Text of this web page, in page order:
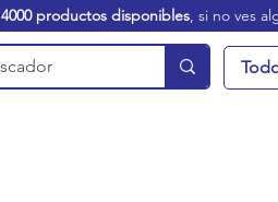
4000 productos disponibles, si no ves